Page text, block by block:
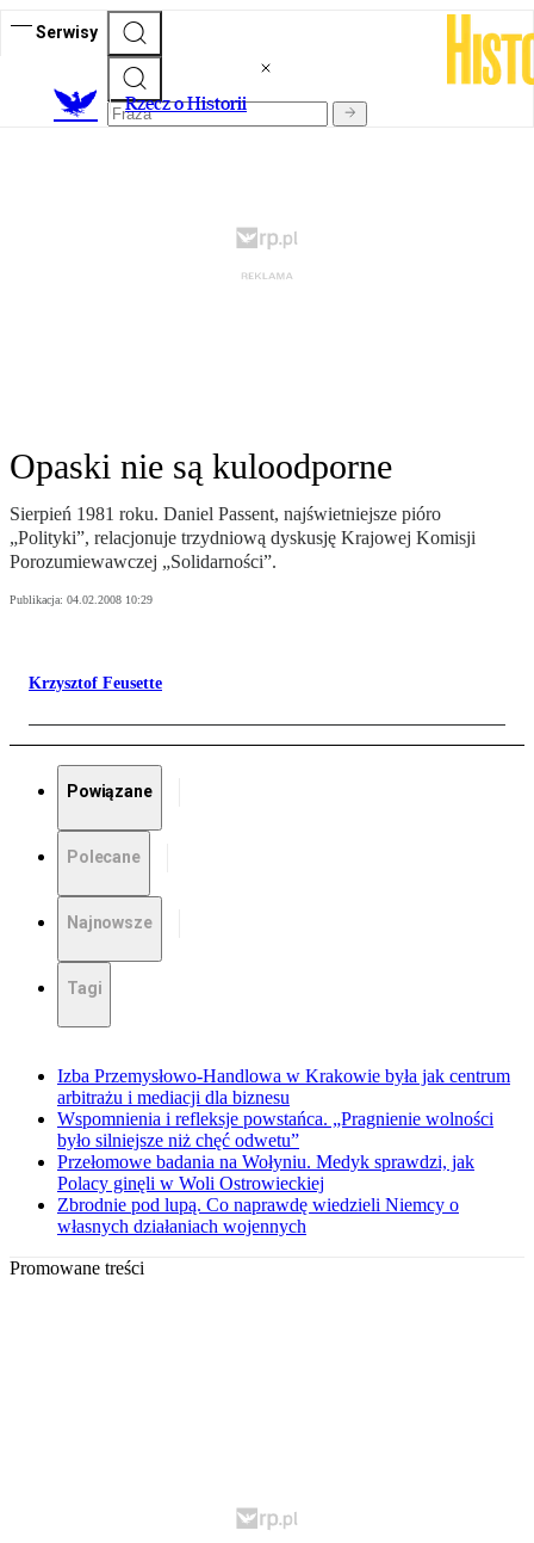
Serwisy
Rzecz o Historii
Opaski nie są kuloodporne
Sierpień 1981 roku. Daniel Passent, najświetniejsze pióro
„Polityki”, relacjonuje trzydniową dyskusję Krajowej Komisji
Porozumiewawczej „Solidarności”.
Publikacja: 04.02.2008 10:29
Krzysztof Feusette
Powiązane
Polecane
Najnowsze
Tagi
Izba Przemysłowo-Handlowa w Krakowie była jak centrum
arbitrażu i mediacji dla biznesu
Wspomnienia i refleksje powstańca. „Pragnienie wolności
było silniejsze niż chęć odwetu”
Przełomowe badania na Wołyniu. Medyk sprawdzi, jak
Polacy ginęli w Woli Ostrowieckiej
Zbrodnie pod lupą. Co naprawdę wiedzieli Niemcy o
własnych działaniach wojennych
Promowane treści